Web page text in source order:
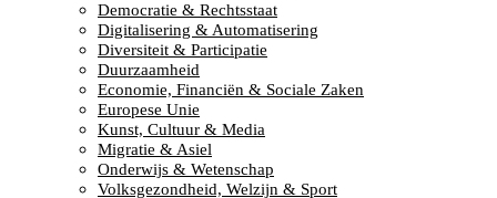
Democratie & Rechtsstaat
Digitalisering & Automatisering
Diversiteit & Participatie
Duurzaamheid
Economie, Financiën & Sociale Zaken
Europese Unie
Kunst, Cultuur & Media
Migratie & Asiel
Onderwijs & Wetenschap
Volksgezondheid, Welzijn & Sport